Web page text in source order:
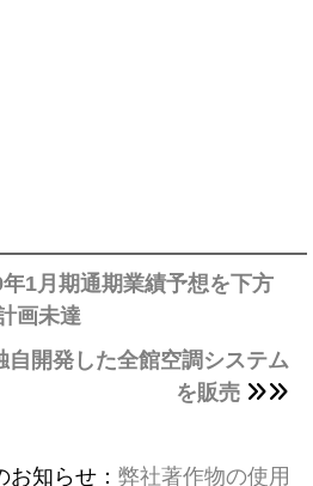
1月期通期業績予想を下方
画未達
自開発した全館空調システム
を販売
知らせ： 弊社著作物の使用